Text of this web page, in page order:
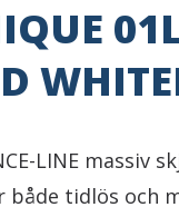
LINE massiv
både tidlös och